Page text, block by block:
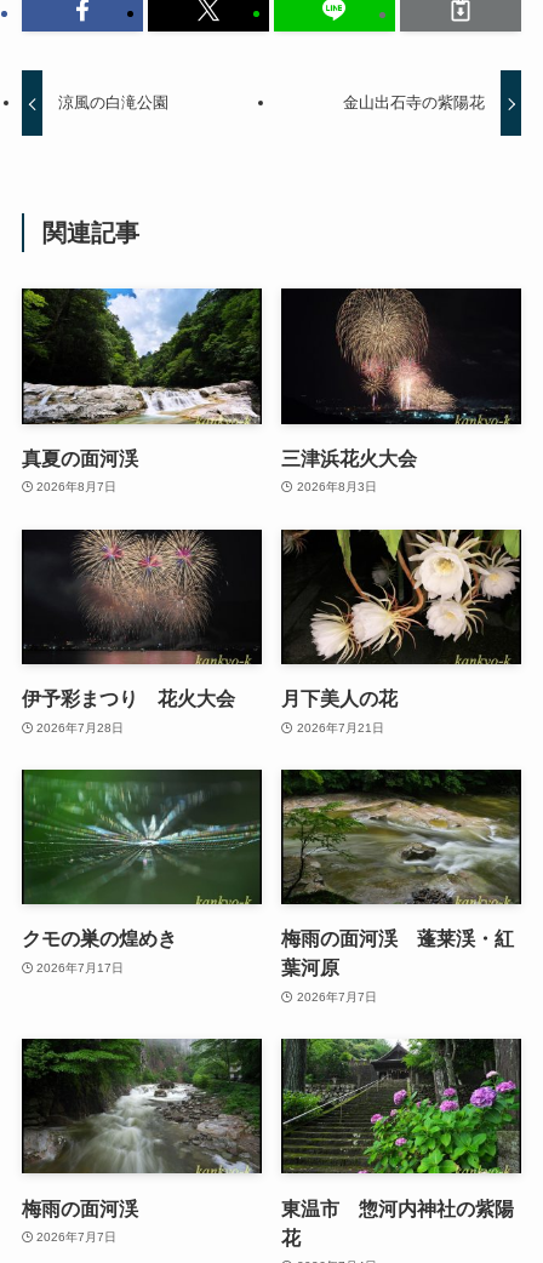
涼風の白滝公園 金山出石寺の紫陽花
関連記事
真夏の面河渓
2026年8月7日
三津浜花火大会
2026年8月3日
伊予彩まつり 花火大会
2026年7月28日
月下美人の花
2026年7月21日
クモの巣の煌めき
2026年7月17日
梅雨の面河渓 蓬莱渓・紅
葉河原
2026年7月7日
梅雨の面河渓
2026年7月7日
東温市 惣河内神社の紫陽
花